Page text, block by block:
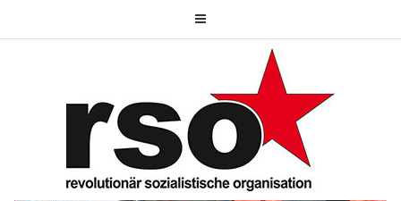
REVOLUTIONÄR
SOZIALISTISCHE
ORGANISATION